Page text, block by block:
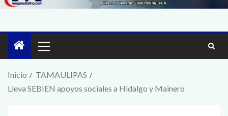
Inicio
TAMAULIPAS
Lleva SEBIEN apoyos sociales a Hidalgo y Mainero